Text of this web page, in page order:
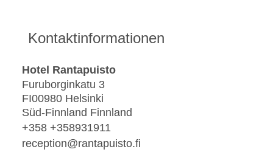
Kontaktinformationen
Hotel Rantapuisto
Furuborginkatu 3
FI00980 Helsinki
Süd-Finnland Finnland
+358 +358931911
reception@rantapuisto.fi